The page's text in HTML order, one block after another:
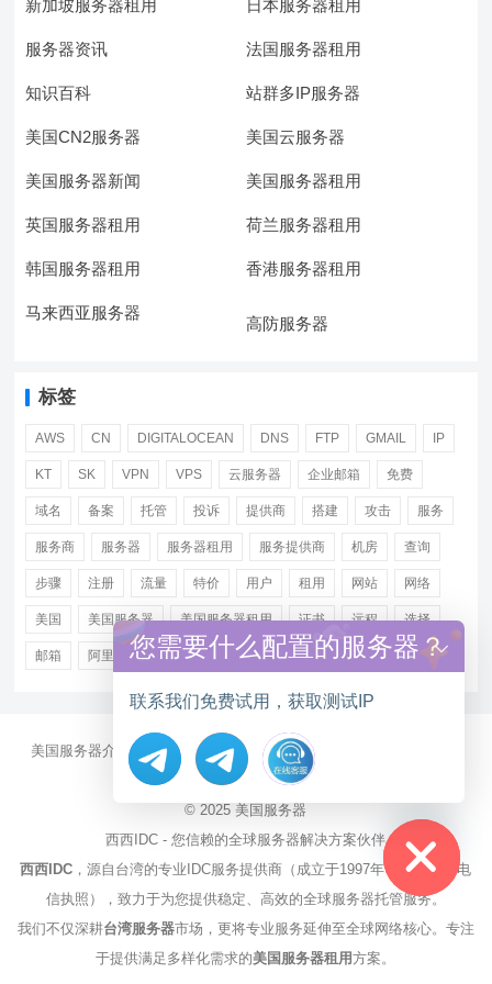
新加坡服务器租用 日本服务器租用
服务器资讯 法国服务器租用
知识百科 站群多IP服务器
美国CN2服务器 美国云服务器
美国服务器新闻 美国服务器租用
英国服务器租用 荷兰服务器租用
韩国服务器租用 香港服务器租用
马来西亚服务器
高防服务器
标签
AWS CN DIGITALOCEAN DNS FTP GMAIL IP
KT SK VPN VPS 云服务器 企业邮箱 免费
域名 备案 托管 投诉 提供商 搭建 攻击 服务
服务商 服务器 服务器租用 服务提供商 机房 查询
步骤 注册 流量 特价 用户 租用 网站 网络
美国 美国服务器 美国服务器租用 证书 远程 选择
邮箱 阿里 香港服务器租用
美国服务器介绍 美国CN2服务器 站群多IP服务器
大带宽服务器
服务器资讯
© 2025 美国服务器
西西IDC - 您信赖的全球服务器解决方案伙伴
西西IDC ，源自台湾的专业IDC服务提供商（成立于1997年，持有NCC电
信执照），致力于为您提供稳定、高效的全球服务器托管服务。
我们不仅深耕台湾服务器市场，更将专业服务延伸至全球网络核心。专注
于提供满足多样化需求的美国服务器租用方案。
Hide chaty
您需要什么配置的服务器？
联系我们免费试用，获取测试IP